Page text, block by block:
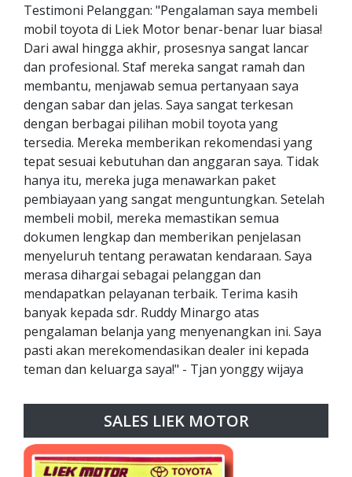
Testimoni Pelanggan: "Pengalaman saya membeli
mobil toyota di Liek Motor benar-benar luar biasa!
Dari awal hingga akhir, prosesnya sangat lancar
dan profesional. Staf mereka sangat ramah dan
membantu, menjawab semua pertanyaan saya
dengan sabar dan jelas. Saya sangat terkesan
dengan berbagai pilihan mobil toyota yang
tersedia. Mereka memberikan rekomendasi yang
tepat sesuai kebutuhan dan anggaran saya. Tidak
hanya itu, mereka juga menawarkan paket
pembiayaan yang sangat menguntungkan. Setelah
membeli mobil, mereka memastikan semua
dokumen lengkap dan memberikan penjelasan
menyeluruh tentang perawatan kendaraan. Saya
merasa dihargai sebagai pelanggan dan
mendapatkan pelayanan terbaik. Terima kasih
banyak kepada sdr. Ruddy Minargo atas
pengalaman belanja yang menyenangkan ini. Saya
pasti akan merekomendasikan dealer ini kepada
teman dan keluarga saya!" - Tjan yonggy wijaya
SALES LIEK MOTOR